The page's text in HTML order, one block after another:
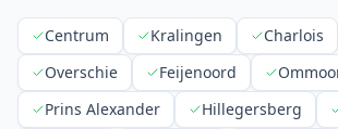
Centrum Kralingen Charlois
Overschie
Feijenoord
Prins Alexander
Hillegersberg